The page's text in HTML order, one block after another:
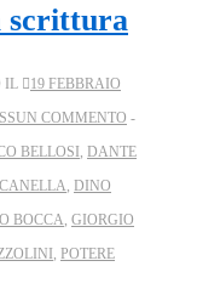
scrittura
IL
19 FEBBRAIO
COMMENTO
BELLOSI , DANTE
, DINO
BOCCA, GIORGIO
, POTERE